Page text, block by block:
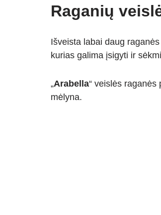
Raganių
Išveista labai daug
kurias galima įsigyti ir
„Arabella“ veislės
mėlyna.